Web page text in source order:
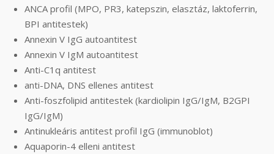
ANCA profil (MPO, PR3, katepszin, elasztáz, laktoferrin,
BPI antitestek)
Annexin V IgG autoantitest
Annexin V IgM autoantitest
Anti-C1q antitest
anti-DNA, DNS ellenes antitest
Anti-foszfolipid antitestek (kardiolipin IgG/IgM, B2GPI
IgG/IgM)
Antinukleáris antitest profil IgG (immunoblot)
Aquaporin-4 elleni antitest